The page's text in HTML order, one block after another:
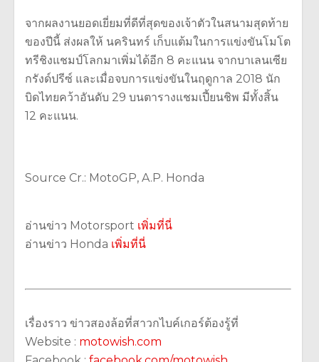
จากผลงานยอดเยี่ยมที่ดีที่สุดของเจ้าตัวในสนามสุดท้าย
ของปีนี้ ส่งผลให้ นครินทร์ เก็บแต้มในการแข่งขันโมโต
ทรีชิงแชมป์โลกมาเพิ่มได้อีก 8 คะแนน จากบาเลนเซีย
กรังด์ปรีซ์ และเมื่อจบการแข่งขันในฤดูกาล 2018 นัก
บิดไทยคว้าอันดับ 29 บนตารางแชมเปี้ยนชิพ มีทั้งสิ้น
12 คะแนน.
Source Cr.: MotoGP, A.P. Honda
อ่านข่าว Motorsport เพิ่มที่นี่
อ่านข่าว Honda เพิ่มที่นี่
เรื่องราว ข่าวสองล้อที่สาวกไบค์เกอร์ต้องรู้ที่
Website : motowish.com